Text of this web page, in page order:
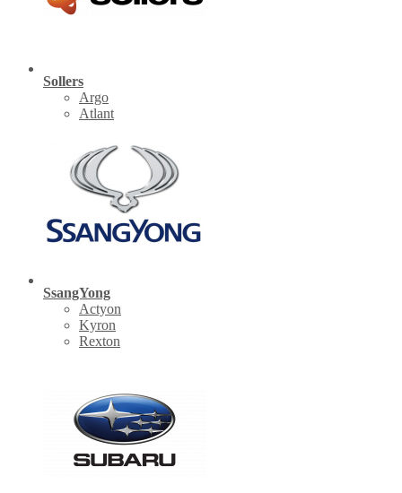
Sollers
Argo
Atlant
SsangYong
Actyon
Kyron
Rexton